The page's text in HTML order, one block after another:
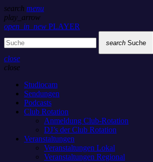
search menu
play_arrow
open_in_new PLAYER
search Suche
close
close
Studiocam
Sendungen
Podcasts
Club Rotation
Anmeldung Club-Rotation
DJ’s der Club Rotation
Veranstaltungen
Veranstaltungen Lokal
Veranstaltungen Regional